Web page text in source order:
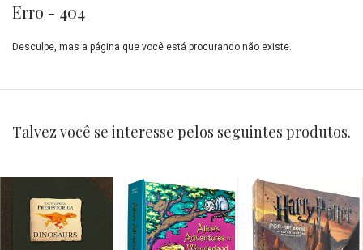
Erro - 404
Desculpe, mas a página que você está procurando não existe.
Talvez você se interesse pelos seguintes produtos.